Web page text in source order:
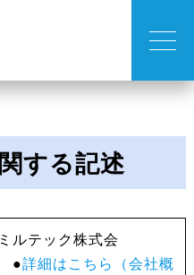
する記述
ルテック株式会
詳細はこちら（会社概